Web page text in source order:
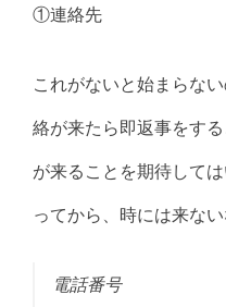
①連絡先
これがないと始まらな
絡が来たら即返事をす
が来ることを期待して
ってから、時には来な
電話番号